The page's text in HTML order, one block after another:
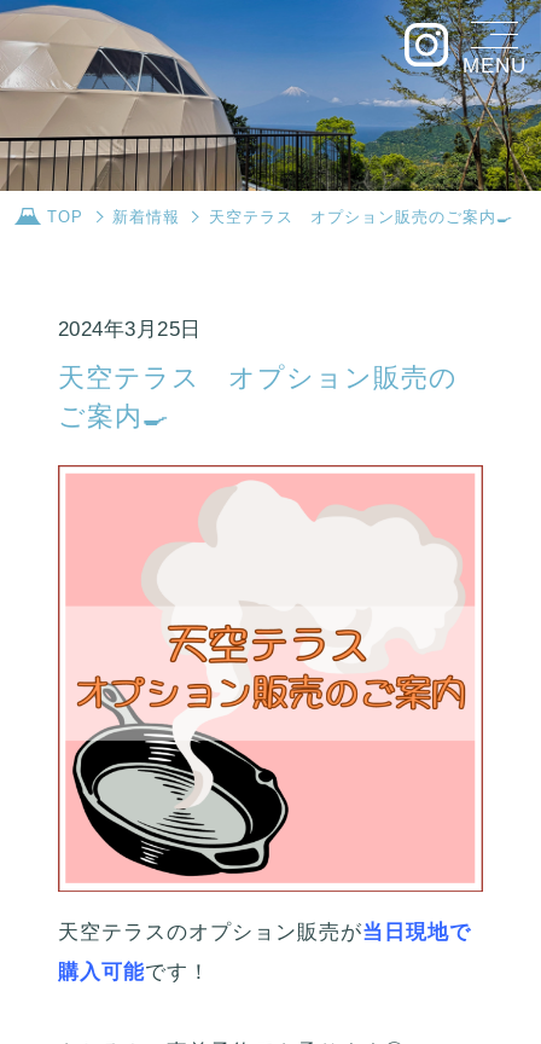
MENU
TOP 新着情報 天空テラス オプション販売のご案内🍳
2024年3月25日
天空テラス オプション販売の
ご案内🍳
天空テラスのオプション販売が当日現地で
購入可能です！